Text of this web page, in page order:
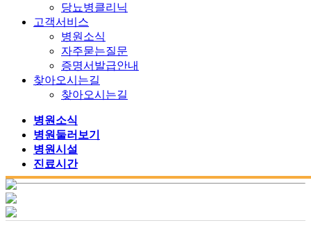
당뇨병클리닉
고객서비스
병원소식
자주묻는질문
증명서발급안내
찾아오시는길
찾아오시는길
병원소식
병원둘러보기
병원시설
진료시간